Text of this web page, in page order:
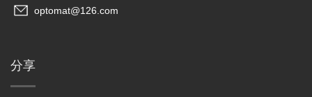
optomat@126.com
分享